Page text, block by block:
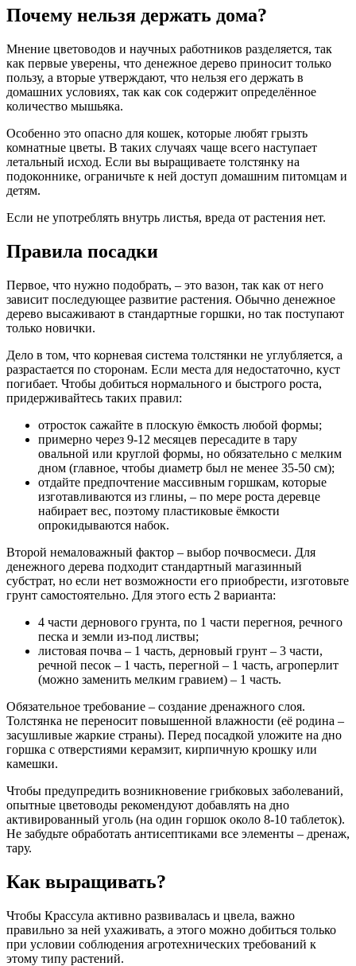
Почему нельзя держать дома?
Мнение цветоводов и научных работников разделяется, так
как первые уверены, что денежное дерево приносит только
пользу, а вторые утверждают, что нельзя его держать в
домашних условиях, так как сок содержит определённое
количество мышьяка.
Особенно это опасно для кошек, которые любят грызть
комнатные цветы. В таких случаях чаще всего наступает
летальный исход. Если вы выращиваете толстянку на
подоконнике, ограничьте к ней доступ домашним питомцам и
детям.
Если не употреблять внутрь листья, вреда от растения нет.
Правила посадки
Первое, что нужно подобрать, – это вазон, так как от него
зависит последующее развитие растения. Обычно денежное
дерево высаживают в стандартные горшки, но так поступают
только новички.
Дело в том, что корневая система толстянки не углубляется, а
разрастается по сторонам. Если места для недостаточно, куст
погибает. Чтобы добиться нормального и быстрого роста,
придерживайтесь таких правил:
отросток сажайте в плоскую ёмкость любой формы;
примерно через 9-12 месяцев пересадите в тару
овальной или круглой формы, но обязательно с мелким
дном (главное, чтобы диаметр был не менее 35-50 см);
отдайте предпочтение массивным горшкам, которые
изготавливаются из глины, – по мере роста деревце
набирает вес, поэтому пластиковые ёмкости
опрокидываются набок.
Второй немаловажный фактор – выбор почвосмеси. Для
денежного дерева подходит стандартный магазинный
субстрат, но если нет возможности его приобрести, изготовьте
грунт самостоятельно. Для этого есть 2 варианта:
4 части дернового грунта, по 1 части перегноя, речного
песка и земли из-под листвы;
листовая почва – 1 часть, дерновый грунт – 3 части,
речной песок – 1 часть, перегной – 1 часть, агроперлит
(можно заменить мелким гравием) – 1 часть.
Обязательное требование – создание дренажного слоя.
Толстянка не переносит повышенной влажности (её родина –
засушливые жаркие страны). Перед посадкой уложите на дно
горшка с отверстиями керамзит, кирпичную крошку или
камешки.
Чтобы предупредить возникновение грибковых заболеваний,
опытные цветоводы рекомендуют добавлять на дно
активированный уголь (на один горшок около 8-10 таблеток).
Не забудьте обработать антисептиками все элементы – дренаж,
тару.
Как выращивать?
Чтобы Крассула активно развивалась и цвела, важно
правильно за ней ухаживать, а этого можно добиться только
при условии соблюдения агротехнических требований к
этому типу растений.